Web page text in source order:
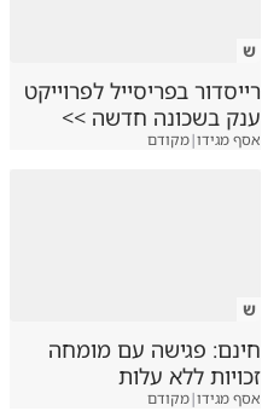
ש
רייסדור בפריסייל לפרוייקט
ענק בשכונה חדשה >>
אסף מגידו|מקודם
ש
חינם: פגישה עם מומחה
זכויות ללא עלות
אסף מגידו|מקודם